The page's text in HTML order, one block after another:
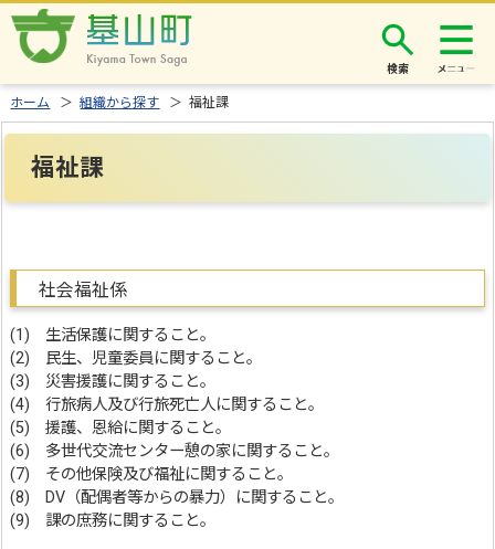
検索
ホーム ＞組織から探す ＞ 福祉課
福祉課
社会福祉係
(1) 生活保護に関すること。
(2) 民生、児童委員に関すること。
(3) 災害援護に関すること。
(4) 行旅病人及び行旅死亡人に関すること。
(5) 援護、恩給に関すること。
(6) 多世代交流センター憩の家に関すること。
(7) その他保険及び福祉に関すること。
(8) DV（配偶者等からの暴力）に関すること。
(9) 課の庶務に関すること。